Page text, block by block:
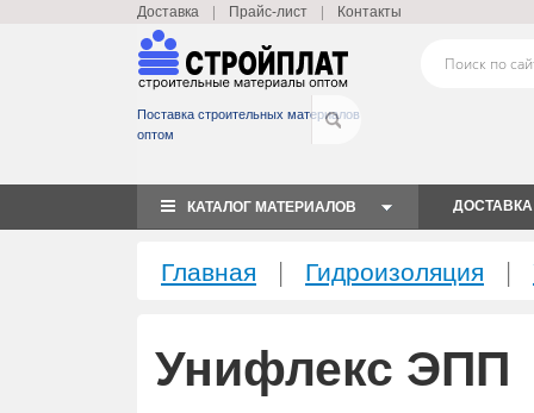
Доставка | Прайс-лист | Контакты
Поставка строительных материалов
оптом
КАТАЛОГ МАТЕРИАЛОВ ДОСТАВКА
Главная | Гидроизоляция |
Унифлекс ЭПП